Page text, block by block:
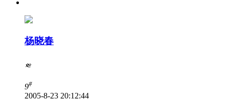
杨晓春
༭
9#
2005-8-23 20:12:44